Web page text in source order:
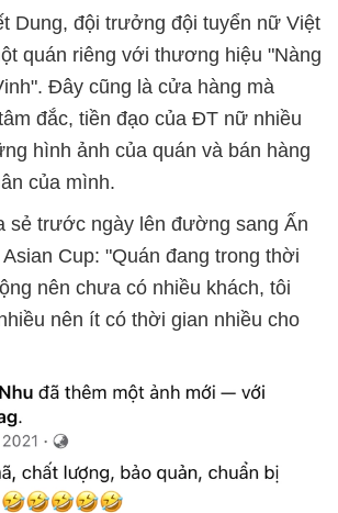
Dung, đội trưởng đội tuyển nữ Việt
quán riêng với thương hiệu "Nàng
Đây cũng là cửa hàng mà
đắc, tiền đạo của ĐT nữ nhiều
hình ảnh của quán và bán hàng
của mình.
sẻ trước ngày lên đường sang Ấn
Cup: "Quán đang trong thời
nên chưa có nhiều khách, tôi
nên ít có thời gian nhiều cho